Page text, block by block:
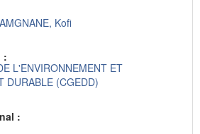
Kofi
:
L'ENVIRONNEMENT ET
DURABLE (CGEDD)
: